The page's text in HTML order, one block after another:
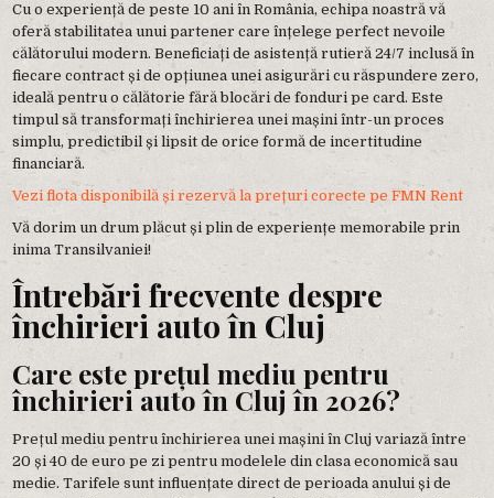
Cu o experiență de peste 10 ani în România, echipa noastră vă
oferă stabilitatea unui partener care înțelege perfect nevoile
călătorului modern. Beneficiați de asistență rutieră 24/7 inclusă în
fiecare contract și de opțiunea unei asigurări cu răspundere zero,
ideală pentru o călătorie fără blocări de fonduri pe card. Este
timpul să transformați închirierea unei mașini într-un proces
simplu, predictibil și lipsit de orice formă de incertitudine
financiară.
Vezi flota disponibilă și rezervă la prețuri corecte pe FMN Rent
Vă dorim un drum plăcut și plin de experiențe memorabile prin
inima Transilvaniei!
Întrebări frecvente despre
închirieri auto în Cluj
Care este prețul mediu pentru
închirieri auto în Cluj în 2026?
Prețul mediu pentru închirierea unei mașini în Cluj variază între
20 și 40 de euro pe zi pentru modelele din clasa economică sau
medie. Tarifele sunt influențate direct de perioada anului și de